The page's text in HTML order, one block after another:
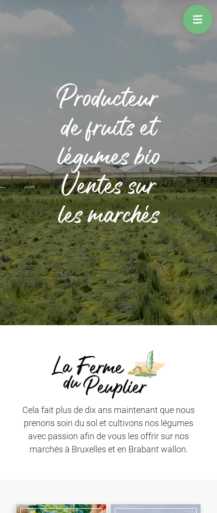
Producteur
de fruits et
légumes bio
Ventes sur
les marchés
Cela fait plus de dix ans maintenant que nous
prenons soin du sol et cultivons nos légumes
avec passion afin de vous les offrir sur nos
marchés à Bruxelles et en Brabant wallon.